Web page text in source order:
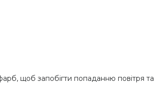
щоб запобігти попаданню повітря та